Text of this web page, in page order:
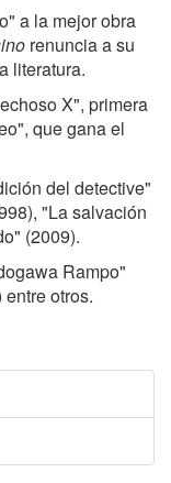
a la mejor obra
renuncia a su
literatura.
X", primera
que gana el
del detective"
"La salvación
(2009).
Rampo"
otros.